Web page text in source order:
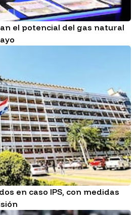
el potencial del gas natural
en caso IPS, con medidas